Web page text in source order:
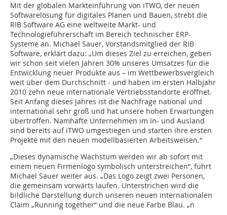
Mit der globalen Markteinführung von iTWO, der neuen
Softwarelösung für digitales Planen und Bauen, strebt die
RIB Software AG eine weltweite Markt- und
Technologieführerschaft im Bereich technischer ERP-
Systeme an. Michael Sauer, Vorstandsmitglied der RIB
Software, erklärt dazu: „Um dieses Ziel zu erreichen, geben
wir schon seit vielen Jahren 30% unseres Umsatzes für die
Entwicklung neuer Produkte aus – im Wettbewerbsvergleich
weit über dem Durchschnitt - und haben im ersten Halbjahr
2010 zehn neue internationale Vertriebsstandorte eröffnet.
Seit Anfang dieses Jahres ist die Nachfrage national und
international sehr groß und hat unsere hohen Erwartungen
übertroffen. Namhafte Unternehmen im In- und Ausland
sind bereits auf iTWO umgestiegen und starten ihre ersten
Projekte mit den neuen modellbasierten Arbeitsweisen.“
„Dieses dynamische Wachstum werden wir ab sofort mit
einem neuen Firmenlogo symbolisch unterstreichen“, führt
Michael Sauer weiter aus. „Das Logo zeigt zwei Personen,
die gemeinsam vorwärts laufen. Unterstrichen wird die
bildliche Darstellung durch unseren neuen internationalen
Claim „Running together“ und die neue Farbe Blau. „n